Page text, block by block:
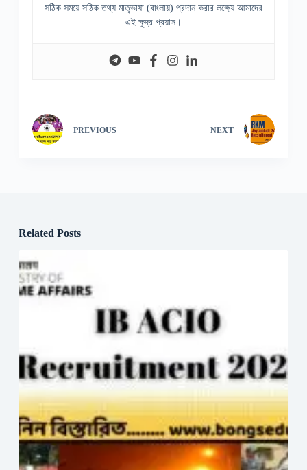
সঠিক সময়ে সঠিক তথ্য মাতৃভাষা (বাংলায়) প্রদান করার লক্ষ্যে আমাদের
এই ক্ষুদ্র প্রয়াস।
PREVIOUS NEXT
Related Posts